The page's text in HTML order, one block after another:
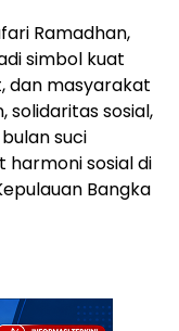
Ramadhan,
simbol kuat
dan masyarakat
sosial,
suci
harmoni sosial di
Bangka